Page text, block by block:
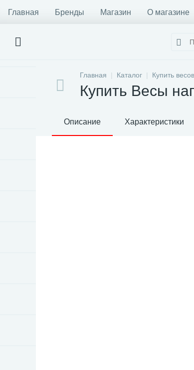
Главная Бренды Магазин О магазине
Главная Каталог Купить
Купить Весы
Описание Характеристики